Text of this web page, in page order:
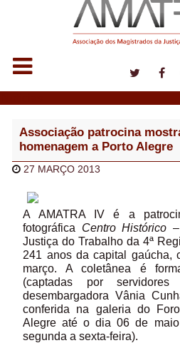
Associação patrocina
homenagem a Porto Alegre
27 MARÇO 2013
A AMATRA IV é a
fotográfica Centro Histórico
Justiça do Trabalho da 4ª
241 anos da capital gaúcha,
março. A coletânea é
(captadas por
desembargadora Vânia
conferida na galeria do
Alegre até o dia 06 de
segunda a sexta-feira).